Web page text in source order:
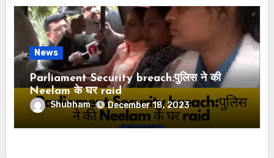
News
Parliament Security breach:पुलिस ने की
Neelam के घर raid
Shubham December 18, 2023